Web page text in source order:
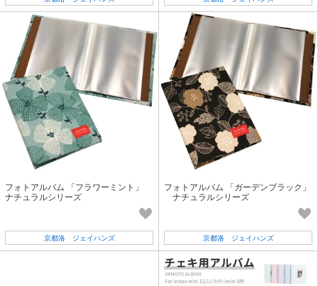
フォトアルバム 「フラワーミント」
ナチュラルシリーズ
京都洛 ジェイハンズ
フォトアルバム 「ガーデンブラック」
ナチュラルシリーズ
京都洛 ジェイハンズ